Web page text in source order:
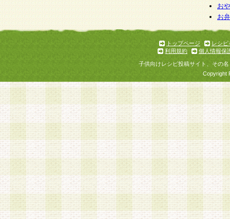
お
お
トップページ
レシピ
利用規約
個人情報保
子供向けレシピ投稿サイト、その
Copyright